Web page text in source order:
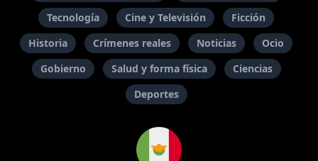
Tecnología
Cine y Televisión
Ficción
Historia
Crímenes reales Noticias
Ocio
Gobierno
Salud y forma física
Ciencias
Deportes